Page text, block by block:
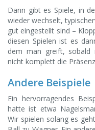
Dann gibt es Spiele, in
wieder wechselt,
gut eingestellt sind –
diesen Spielen ist es
dem man greift, sobald
nicht komplett die
Andere Beispiele
Ein hervorragendes
hatte ist etwa
Wir spielen solang es